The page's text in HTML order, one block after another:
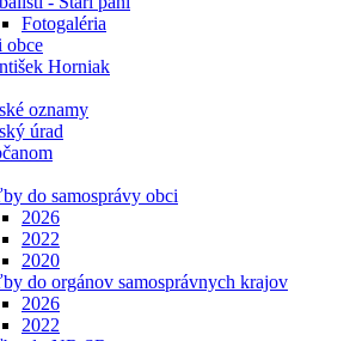
Fotogaléria
obce
Horniak
oznamy
úrad
do samosprávy obci
2026
2022
2020
do orgánov samosprávnych krajov
2026
2022